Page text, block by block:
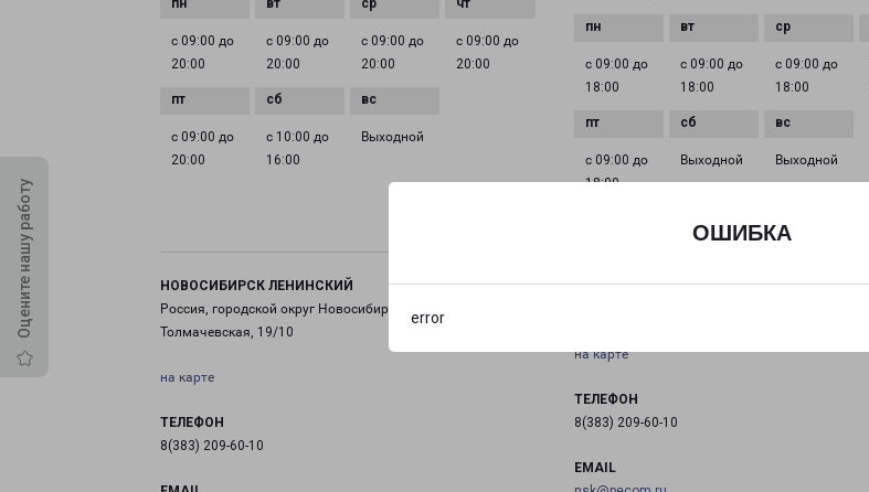
ОШИБКА
error
Оцените нашу работу
с 09:00 до
20:00
с 09:00 до
20:00
с 09:00 до
20:00
с 09:00 до
20:00
с 09:00 до
20:00
с 10:00 до
16:00
Выходной
с 09:00 до
18:00
с 09:00 до
18:00
с 09:00 до
18:00
с 09:00 до
18:00
Выходной Выходной
НОВОСИБИРСК ЛЕНИНСКИЙ
Россия, городской округ Новосибирск, улица
Толмачевская, 19/10
на карте
ТЕЛЕФОН
8(383) 209-60-10
НОВОСИБИРСК КИРОВСКИЙ
на карте
ТЕЛЕФОН
8(383) 209-60-10
EMAIL